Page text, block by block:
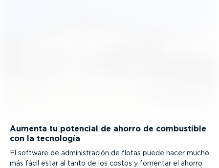
Aumenta tu potencial de ahorro de combustible
con la tecnología
El software de adminis­tración de flotas puede hacer mucho
más fácil estar al tanto de los costos y fomentar el ahorro